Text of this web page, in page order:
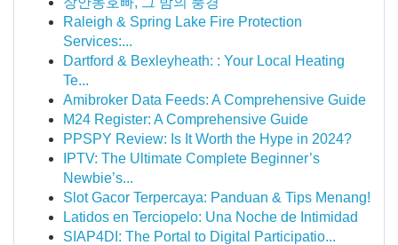
Raleigh & Spring Lake Fire Protection
Services:...
Dartford & Bexleyheath: : Your Local Heating
Te...
Amibroker Data Feeds: A Comprehensive Guide
M24 Register: A Comprehensive Guide
PPSPY Review: Is It Worth the Hype in 2024?
IPTV: The Ultimate Complete Beginner’s
Newbie’s...
Slot Gacor Terpercaya: Panduan & Tips Menang!
Latidos en Terciopelo: Una Noche de Intimidad
SIAP4DI: The Portal to Digital Participatio...